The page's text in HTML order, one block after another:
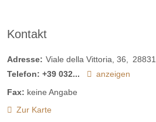
Kontakt
Adresse: Viale della Vittoria, 36 28831
Telefon: +39 032...
anzeigen
Fax: keine Angabe
Zur Karte